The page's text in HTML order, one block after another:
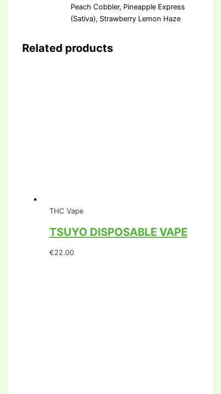
Peach Cobbler, Pineapple Express
(Sativa), Strawberry Lemon Haze
Related products
THC Vape
TSUYO DISPOSABLE VAPE
€22.00